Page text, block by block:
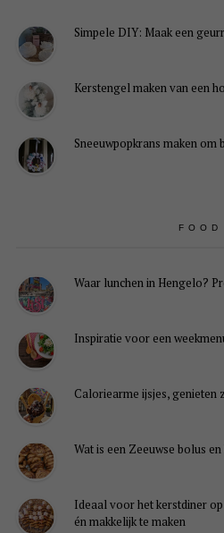
Simpele DIY: Maak een
Kerstengel maken van een
Sneeuwpopkrans maken
FOOD
Waar lunchen in Hengelo?
Inspiratie voor een
Caloriearme ijsjes, genieten
Wat is een Zeeuwse bolus
Ideaal voor het kerstdiner
én makkelijk te maken